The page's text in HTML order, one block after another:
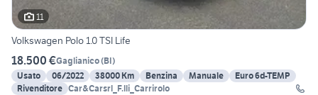
11
Volkswagen Polo 1.0 TSI Life
18.500 €Gaglianico(BI)
Usato
06/2022 38000 Km Benzina Manuale
Euro 6d-TEMP
Rivenditore Car&Carsrl_F.lli_Carrirolo